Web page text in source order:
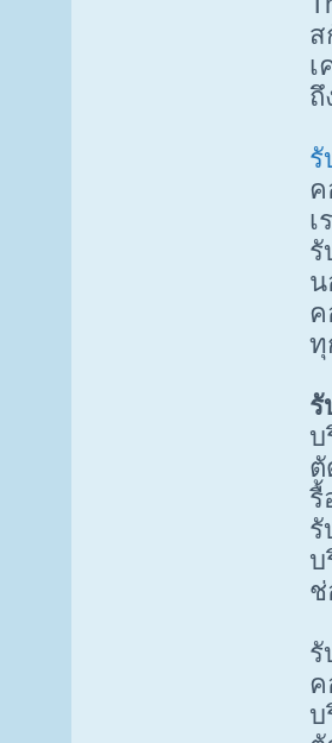
ส
เ
ถึ
รั
ค
เ
รั
น
ค
ทุ
รั
บ
ตั
รื้
รั
บ
ช่
รั
ค
บ